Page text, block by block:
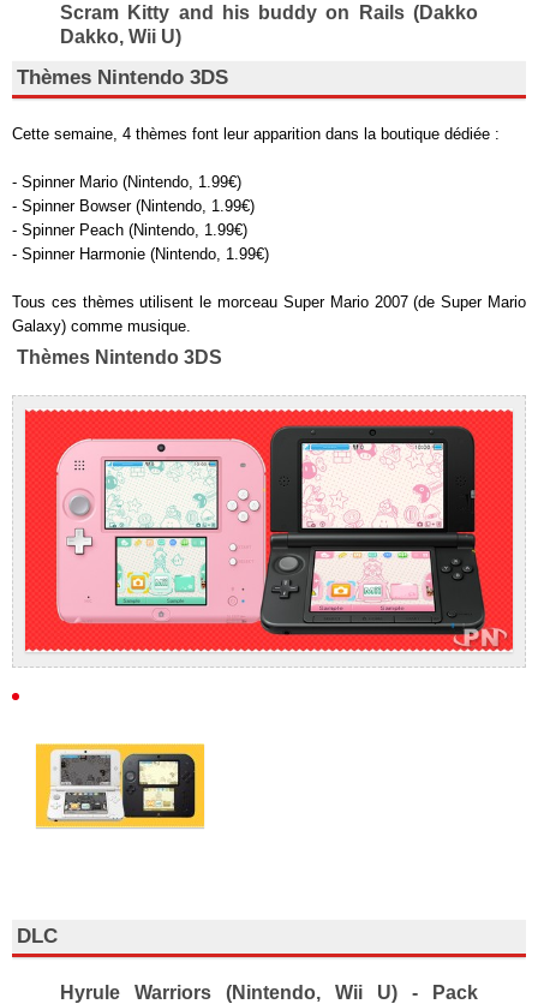
Scram Kitty and his buddy on Rails (Dakko
Dakko, Wii U)
Thèmes Nintendo 3DS
Cette semaine, 4 thèmes font leur apparition dans la boutique dédiée :
- Spinner Mario (Nintendo, 1.99€)
- Spinner Bowser (Nintendo, 1.99€)
- Spinner Peach (Nintendo, 1.99€)
- Spinner Harmonie (Nintendo, 1.99€)
Tous ces thèmes utilisent le morceau Super Mario 2007 (de Super Mario
Galaxy) comme musique.
Thèmes Nintendo 3DS
DLC
Hyrule Warriors (Nintendo, Wii U) - Pack